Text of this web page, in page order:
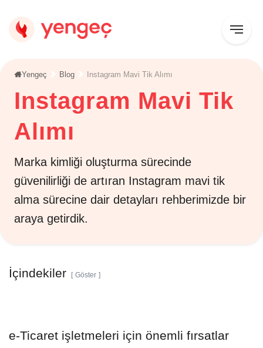
Yengeç Blog Instagram Mavi Tik Alımı
Instagram Mavi Tik
Alımı
Marka kimliği oluşturma sürecinde
güvenilirliği de artıran Instagram mavi tik
alma sürecine dair detayları rehberimizde bir
araya getirdik.
e-Ticaret işletmeleri için önemli fırsatlar
İçindekiler Göster